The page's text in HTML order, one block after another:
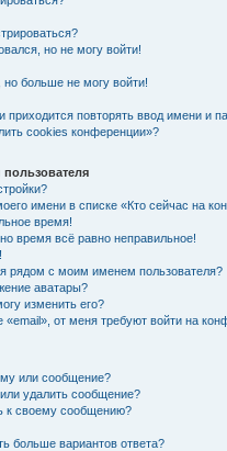
но не могу войти!
но больше не могу войти!
повторять ввод имени и
cookies конференции»?
имени в списке «Кто сейчас на
время!
время всё равно неправильное!
рядом с моим именем пользователя?
аватары?
изменить его?
«email», от меня требуют войти на
или сообщение?
удалить сообщение?
к своему сообщению?
больше вариантов ответа?